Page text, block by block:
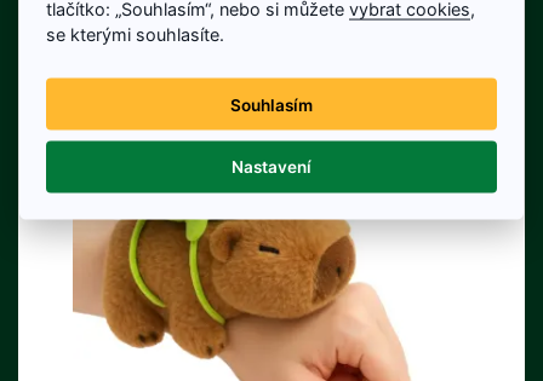
Detail produktu
tlačítko: „Souhlasím“, nebo si můžetevybrat cookies,
se kterými souhlasíte.
Souhlasím
Nastavení